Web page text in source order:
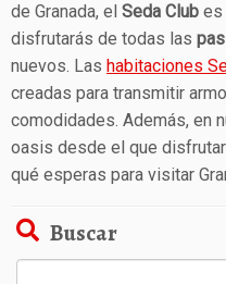
de Granada, el Seda Club es
disfrutarás de todas las
nuevos. Las habitaciones
creadas para transmitir
comodidades. Además, en
oasis desde el que
qué esperas para visitar
Buscar